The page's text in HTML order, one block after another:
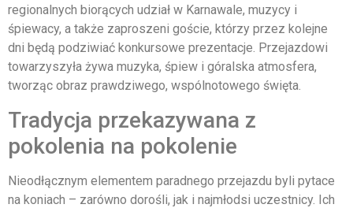
regionalnych biorących udział w Karnawale, muzycy i
śpiewacy, a także zaproszeni goście, którzy przez kolejne
dni będą podziwiać konkursowe prezentacje. Przejazdowi
towarzyszyła żywa muzyka, śpiew i góralska atmosfera,
tworząc obraz prawdziwego, wspólnotowego święta.
Tradycja przekazywana z
pokolenia na pokolenie
Nieodłącznym elementem paradnego przejazdu byli pytace
na koniach – zarówno dorośli, jak i najmłodsi uczestnicy. Ich